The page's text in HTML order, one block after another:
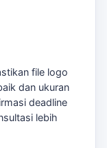
kebutuhan
Jatisampurna
untuk
Untuk
balon
file logo
dan ukuran
deadline
lebih